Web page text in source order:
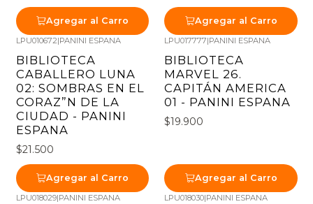
Agregar al Carro Agregar al Carro
LPU010672|PANINI ESPANA
BIBLIOTECA
CABALLERO LUNA
02: SOMBRAS EN EL
CORAZ”N DE LA
CIUDAD - PANINI
ESPANA
$21.500
Agregar al Carro
LPU017777|PANINI ESPANA
BIBLIOTECA
MARVEL 26.
CAPITÁN AMERICA
01 - PANINI ESPANA
$19.900
Agregar al Carro
LPU018029|PANINI ESPANA LPU018030|PANINI ESPANA